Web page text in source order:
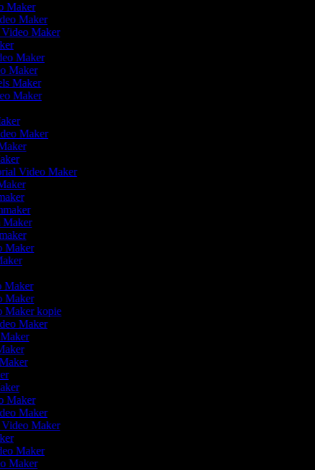
Maker
Maker
Video Maker
Maker
Maker
Maker
Maker
Maker
Video Maker
Maker
Maker
Maker
Maker
Maker kopie
Maker
Maker
Maker
Video Maker
Maker
Maker